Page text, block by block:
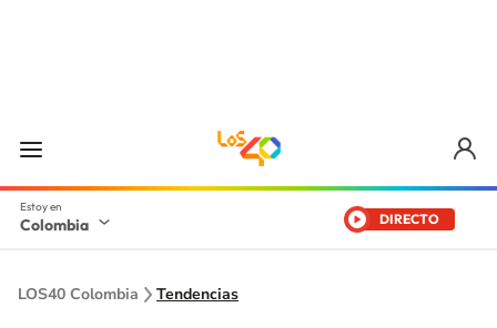
Colombia DIRECTO
LOS40 Colombia Tendencias